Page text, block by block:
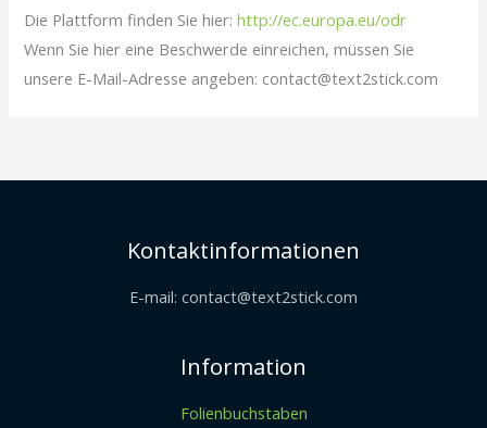
Die Plattform finden Sie hier:http://ec.europa.eu/odr
Wenn Sie hier eine Beschwerde einreichen, müssen Sie
unsere E-Mail-Adresse angeben: contact@text2stick.com
Kontaktinformationen
E-mail: contact@text2stick.com
Information
Folienbuchstaben